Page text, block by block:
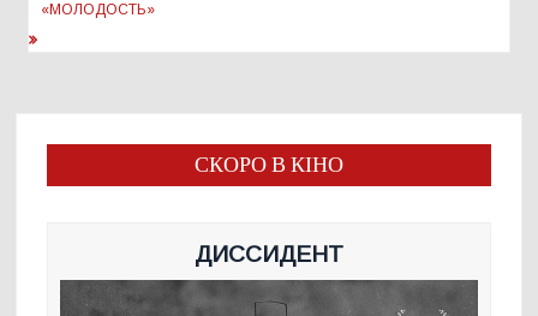
«МОЛОДОСТЬ»
СКОРО В КІНО
ДИССИДЕНТ